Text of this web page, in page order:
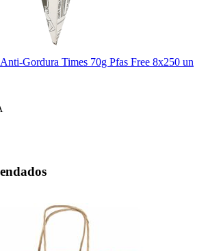
Gordura Times 70g Pfas Free 8x250 un